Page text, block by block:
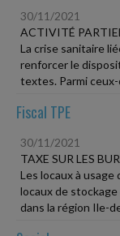
30/11/2021
ACTIVITÉ
La crise sanitaire
renforcer le
textes. Parmi ceux-
Fiscal TPE
30/11/2021
TAXE SUR LES
Les locaux à usage
locaux de
dans la région Ile-